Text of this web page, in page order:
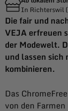
In Richterswil
Die fair und
VEJA erfreuen
der Modewelt.
und lassen
kombinieren.
Das
von den